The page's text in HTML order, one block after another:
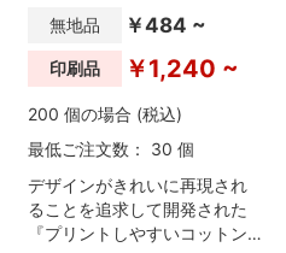
無地品 ￥484 ~
印刷品 ￥1,240 ~
200 個の場合 (税込)
最低ご注文数： 30 個
デザインがきれいに再現され
ることを追求して開発された
『プリントしやすいコットン